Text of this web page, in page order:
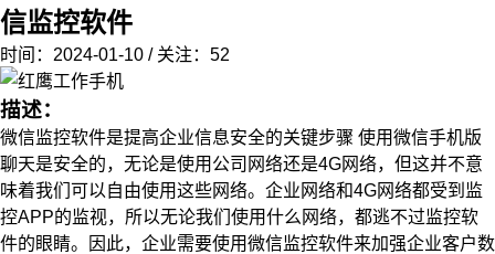
信监控软件
时间：2024-01-10 / 关注：52
描述：
微信监控软件是提高企业信息安全的关键步骤 使用微信手机版
聊天是安全的，无论是使用公司网络还是4G网络，但这并不意
味着我们可以自由使用这些网络。企业网络和4G网络都受到监
控APP的监视，所以无论我们使用什么网络，都逃不过监控软
件的眼睛。因此，企业需要使用微信监控软件来加强企业客户数